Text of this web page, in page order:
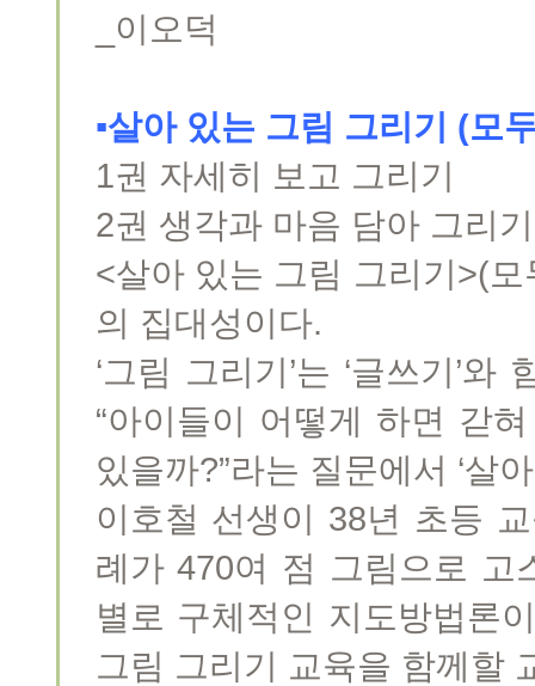
_이오덕
▪살아 있는 그림 그리기 (모
1권 자세히 보고 그리기
2권 생각과 마음 담아 그리기
<살아 있는 그림 그리기>(
의 집대성이다.
‘그림 그리기’는 ‘글쓰기’
“아이들이 어떻게 하면 갇
있을까?”라는 질문에서 ‘살
이호철 선생이 38년 초등
례가 470여 점 그림으로 고
별로 구체적인 지도방법론
그림 그리기 교육을 함께할